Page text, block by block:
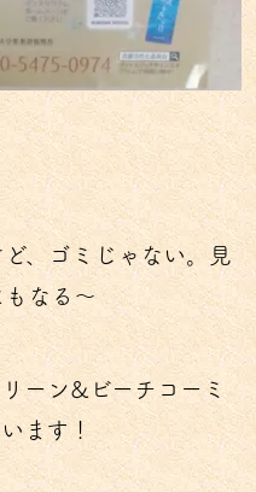
、ゴミじゃない。見
なる〜
ーン&ビーチコーミ
ます！